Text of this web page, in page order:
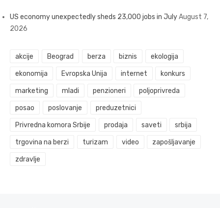
US economy unexpectedly sheds 23,000 jobs in JulyAugust 7,
2026
akcije Beograd berza biznis ekologija
ekonomija Evropska Unija internet konkurs
marketing mladi penzioneri poljoprivreda
posao poslovanje preduzetnici
Privredna komora Srbije prodaja saveti srbija
trgovina na berzi turizam video zapošljavanje
zdravlje